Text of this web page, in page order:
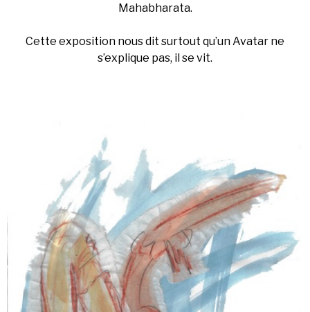
Mahabharata.
Cette exposition nous dit surtout qu’un Avatar ne
s’explique pas, il se vit.